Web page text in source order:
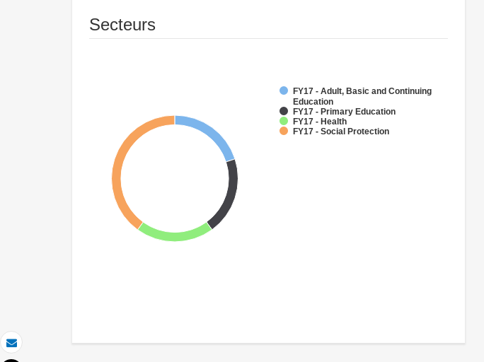
Email
Secteurs
FY17 - Adult, Basic and Continuing
Education
FY17 - Primary Education
FY17 - Health
FY17 - Social Protection